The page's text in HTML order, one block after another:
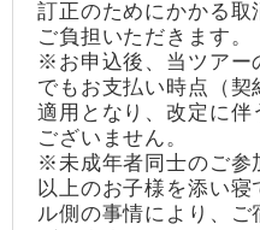
訂正のためにかかる取
ご負担いただきます。
※お申込後、当ツアー
でもお支払い時点（
適用となり、改定に伴
ございません。
※未成年者同士のご参
以上のお子様を添い
ル側の事情により、